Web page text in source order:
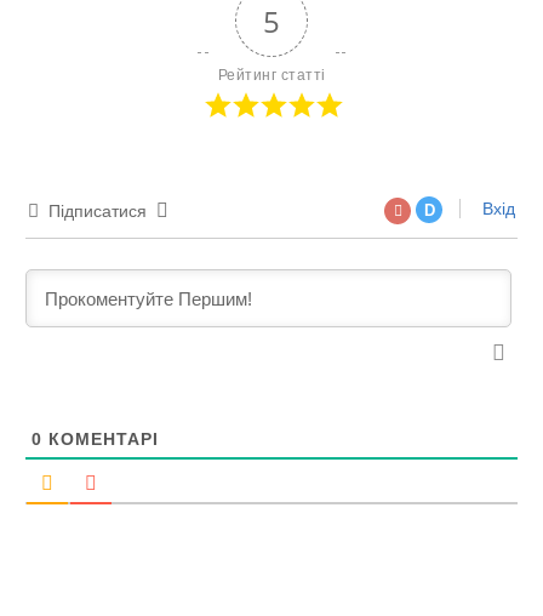
5
Рейтинг статті
Підписатися D Вхід
0 КОМЕНТАРІ